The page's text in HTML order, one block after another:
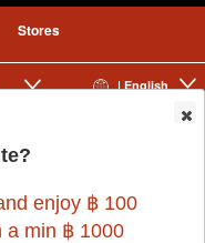
Stores
| English
enjoy ฿ 100
a min ฿ 1000